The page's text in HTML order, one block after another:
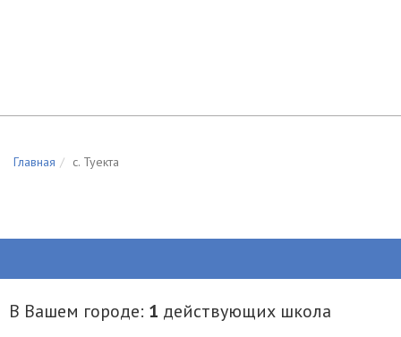
Главная c. Туекта
В Вашем городе: 1 действующих школа